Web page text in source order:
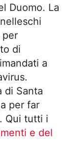
Duomo. La
per
di
a
di Santa
per far
Qui tutti i
e del